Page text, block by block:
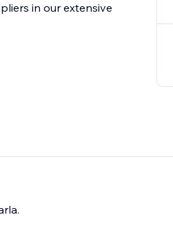
in our extensive